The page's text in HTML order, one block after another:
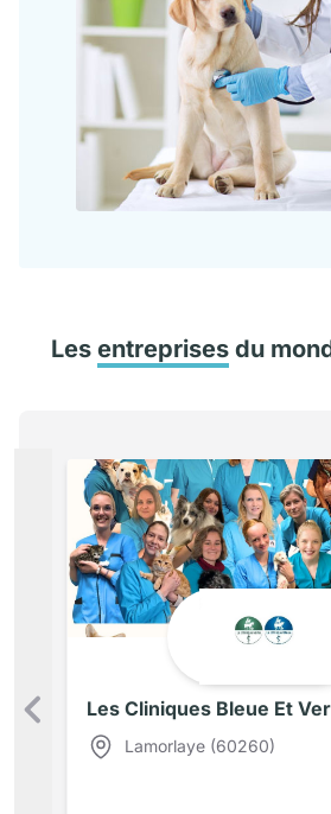
Les entreprises du
Les Cliniques Bleue Et
Lamorlaye (60260)